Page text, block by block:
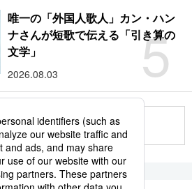
5
唯一の「外国人歌人」カン・ハン
ナさんが短歌で伝える「引き算の
文学」
2026.08.03
もっと見る